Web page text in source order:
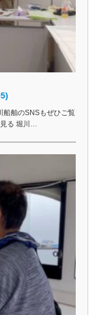
船舶のSNSもぜひご覧
見る 堀川…